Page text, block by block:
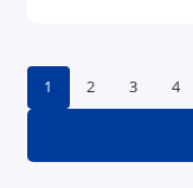
1 2 3 4